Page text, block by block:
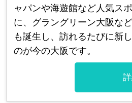
ャパンや海遊館など人気ス
に、グラングリーン大阪な
も誕生し、訪れるたびに新
のが今の大阪です。